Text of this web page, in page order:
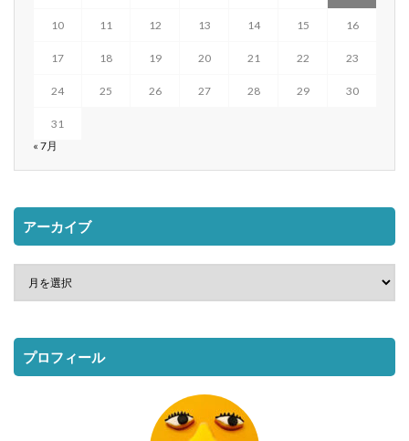
10 11 12 13 14 15 16
17 18 19 20 21 22 23
24 25 26 27 28 29 30
31
« 7月
アーカイブ
プロフィール